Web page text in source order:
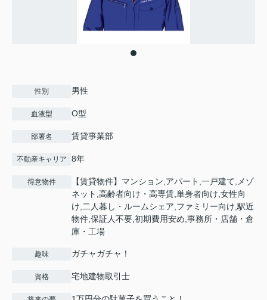
性別 男性
血液型 O型
部署名 賃貸事業部
不動産キャリア 8年
得意物件
【賃貸物件】マンション,アパート,一戸建て,メゾ
ネット,高齢者向け・高専賃,単身者向け,女性向
け,二人暮し・ルームシェア,ファミリー向け,駅近
物件,保証人不要,初期費用安め,事務所・店舗・倉
庫・工場
趣味 ガチャガチャ！
資格 宅地建物取引士